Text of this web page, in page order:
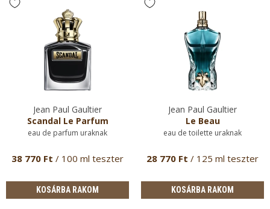
Jean Paul Gaultier
Scandal Le Parfum
eau de parfum uraknak
38 770 Ft / 100 ml teszter
KOSÁRBA RAKOM
Jean Paul Gaultier
Le Beau
eau de toilette uraknak
28 770 Ft / 125 ml teszter
KOSÁRBA RAKOM